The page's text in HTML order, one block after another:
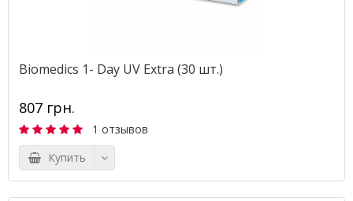
Biomedics 1- Day UV Extra (30 шт.)
807 грн.
1 отзывов
Купить